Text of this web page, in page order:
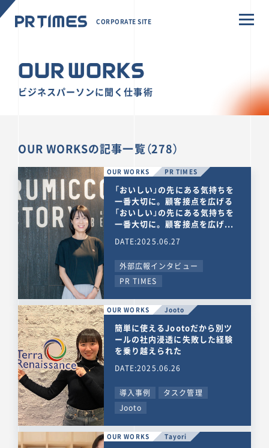
CORPORATE SITE
OUR WORKS
ビジネスパーソンに聞く仕事術
OUR WORKSの記事一覧（278）
OUR WORKS PR TIMES
「おいしい」の先にある気持ちを
一番大切に。顧客接点を広げる
「おいしい」の先にある気持ちを
一番大切に。顧客接点を広げ...
DATE:2025.06.27
外部広報インタビュー
PR TIMES
OUR WORKS Jooto
簡単に使えるJootoだから別ツ
ールの社内浸透に失敗した経験
を乗り越えられた
DATE:2025.06.26
導入事例
タスク管理
Jooto
OUR WORKS Tayori